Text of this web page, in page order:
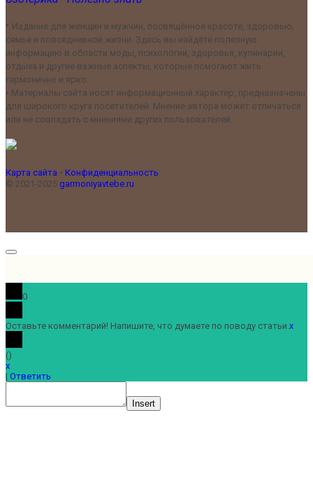
• Издание для женщин и мужчин, посвящённое красоте, здоровью,
семье и повседневной жизни. Здесь вы найдёте полезную
информацию в области моды, психологии, здоровья, кулинарии,
отдыха и другие важные аспекты, которые помогают жить
гармонично и ярко.
• Материалы сайта носят информационный характер, предназначены
для широкого круга посетителей. Мнение автора может отличаться
или не совпадать с мнениями других пользователей.
Карта сайта • Конфиденциальность
© 2021-2025 garmoniyavtebe.ru
0
Оставьте комментарий! Напишите, что думаете по поводу статьи. x
()
x
| Ответить
Insert